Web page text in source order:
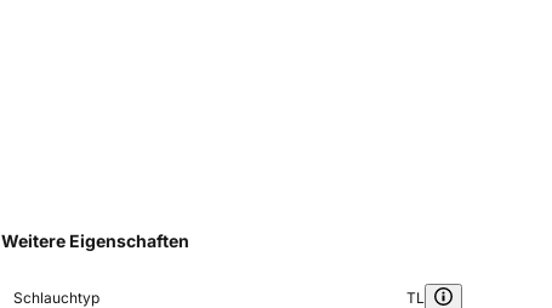
Weitere Eigenschaften
Schlauchtyp TL